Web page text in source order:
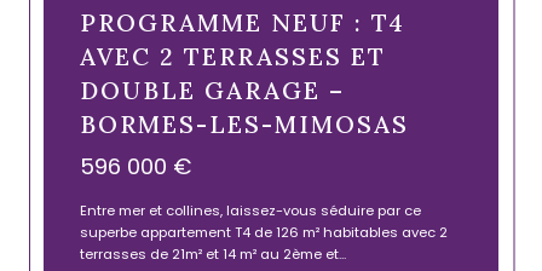
PROGRAMME NEUF : T4
AVEC 2 TERRASSES ET
DOUBLE GARAGE –
BORMES-LES-MIMOSAS
596 000 €
Entre mer et collines, laissez-vous séduire par ce
superbe appartement T4 de 126 m² habitables avec 2
terrasses de 21m² et 14 m² au 2ème et...